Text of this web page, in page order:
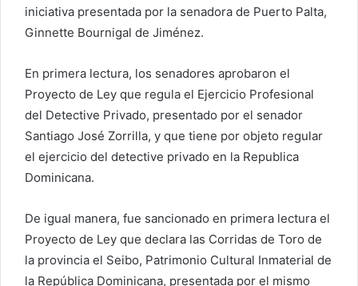
iniciativa presentada por la senadora de Puerto Palta,
Ginnette Bournigal de Jiménez.
En primera lectura, los senadores aprobaron el
Proyecto de Ley que regula el Ejercicio Profesional
del Detective Privado, presentado por el senador
Santiago José Zorrilla, y que tiene por objeto regular
el ejercicio del detective privado en la Republica
Dominicana.
De igual manera, fue sancionado en primera lectura el
Proyecto de Ley que declara las Corridas de Toro de
la provincia el Seibo, Patrimonio Cultural Inmaterial de
la República Dominicana, presentada por el mismo